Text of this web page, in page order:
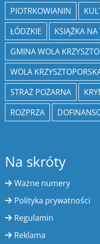
PIOTRKOWIANIN
ŁÓDZKIE
KSIĄŻKA
GMINA WOLA
WOLA
STRAŻ POŻARNA
ROZPRZA
Na skróty
Ważne numery
Polityka prywatności
Regulamin
Reklama